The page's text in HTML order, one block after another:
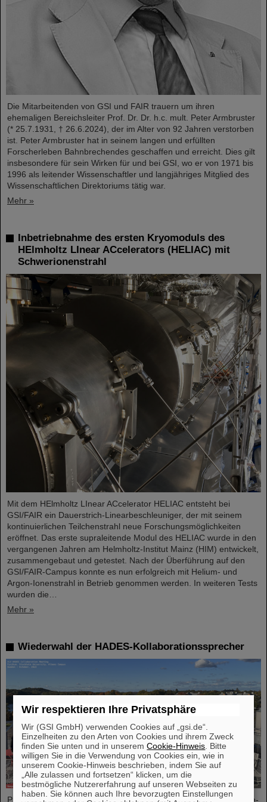
Die Mitarbeitenden von GSI und FAIR trauern um ihren
ehemaligen Bereichsleiter Prof. Dr. Dr. h.c. mult. Peter Armbruster
(* 25.7.1931, † 26.6.2024), der im Alter von 92 Jahren verstorben
ist. Peter Armbruster hat in seinem langen und erfüllten
Forscherleben Bahnbrechendes geschaffen und erreicht. Dies gilt
insbesondere für sein Wirken für und bei GSI, wo er von 1971 bis
1996 als leitender Wissenschaftler und langjähriges Mitglied des
Wissenschaftlichen Direktoriums tätig war.
Mehr »
Inbetriebnahme des ersten Kryomoduls des
HElmholtz LInear ACcelerators (HELIAC) mit
Schwerionenstrahl
Mit dem HElmholtz LInear ACcelerator HELIAC entsteht bei
GSI/FAIR ein Dauerstrich-Linearbeschleuniger, der mit seinem
kontinuierlichen Teilchenstrahl neue Forschungsmöglichkeiten
eröffnet. Das erste supraleitende Modul des HELIAC wurde in den
vergangenen Jahren am Helmholtz-Institut Mainz (HIM) entwickelt,
zusammengebaut und getestet. Nach der Überführung auf den
GSI/FAIR-Campus konnte es nun erfolgreich mit Helium- und
Argon-Ionenstrahl in Betrieb genommen werden. In weiteren Tests
wurden die…
Mehr »
Wiederwahl der HADES-Kollaborationssprecher
Professor Joachim Stroth (GSI und Institut für Kernphysik, Goethe-
Wir respektieren Ihre Privatsphäre
Wir (GSI GmbH) verwenden Cookies auf „gsi.de“.
Einzelheiten zu den Arten von Cookies und ihrem Zweck
finden Sie unten und in unseremCookie-Hinweis . Bitte
willigen Sie in die Verwendung von Cookies ein, wie in
unserem Cookie-Hinweis beschrieben, indem Sie auf
„Alle zulassen und fortsetzen“ klicken, um die
bestmögliche Nutzererfahrung auf unseren Webseiten zu
haben. Sie können auch Ihre bevorzugten Einstellungen